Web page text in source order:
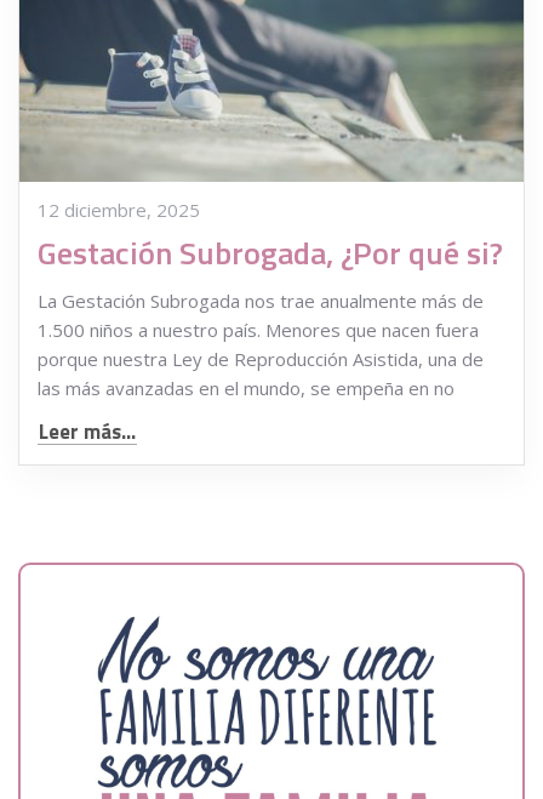
12 diciembre, 2025
Gestación Subrogada, ¿Por qué si?
La Gestación Subrogada nos trae anualmente más de
1.500 niños a nuestro país. Menores que nacen fuera
porque nuestra Ley de Reproducción Asistida, una de
las más avanzadas en el mundo, se empeña en no
Leer más...